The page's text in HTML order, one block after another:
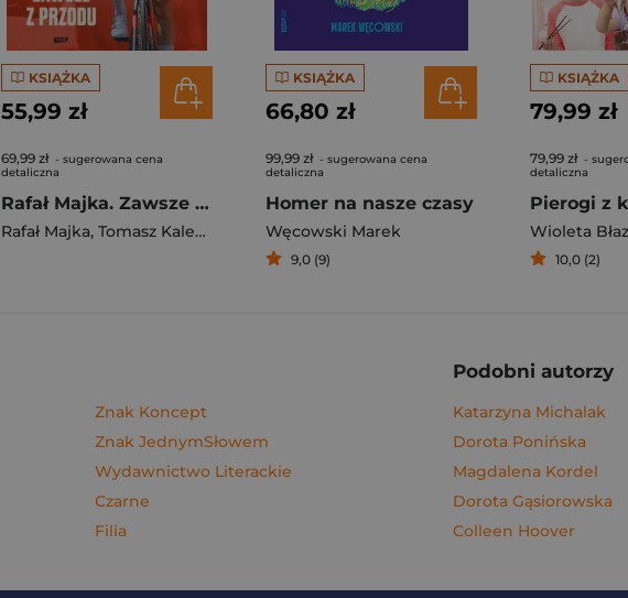
KSIĄŻKA
55,99 zł
69,99 zł - sugerowana cena
detaliczna
Rafał Majka. Zawsze z przodu. Rozmawia Tomasz Kalemba - książka z autografem
Rafał Majka, Tomasz Kalemba
KSIĄŻKA
66,80 zł
99,99 zł - sugerowana cena
detaliczna
Homer na nasze czasy
Węcowski Marek
9,0 (9)
KSIĄŻKA
79,99 zł
79,99 zł -
detaliczna
Wioleta
10,0 (2)
Znak Koncept
Znak JednymSłowem
Wydawnictwo Literackie
Czarne
Filia
Podobni autorzy
Katarzyna Michalak
Dorota Ponińska
Magdalena Kordel
Dorota Gąsiorowska
Colleen Hoover